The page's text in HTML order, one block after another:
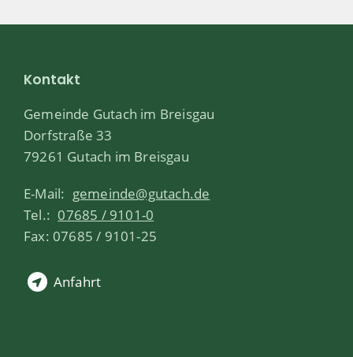
Kontakt
Gemeinde Gutach im Breisgau
Dorfstraße 33
79261 Gutach im Breisgau
E-Mail: gemeinde@gutach.de
Tel.: 07685 / 9101-0
Fax: 07685 / 9101-25
Anfahrt